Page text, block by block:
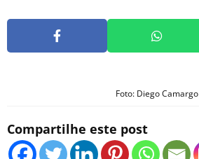
Foto: Diego Camargo
Compartilhe este post